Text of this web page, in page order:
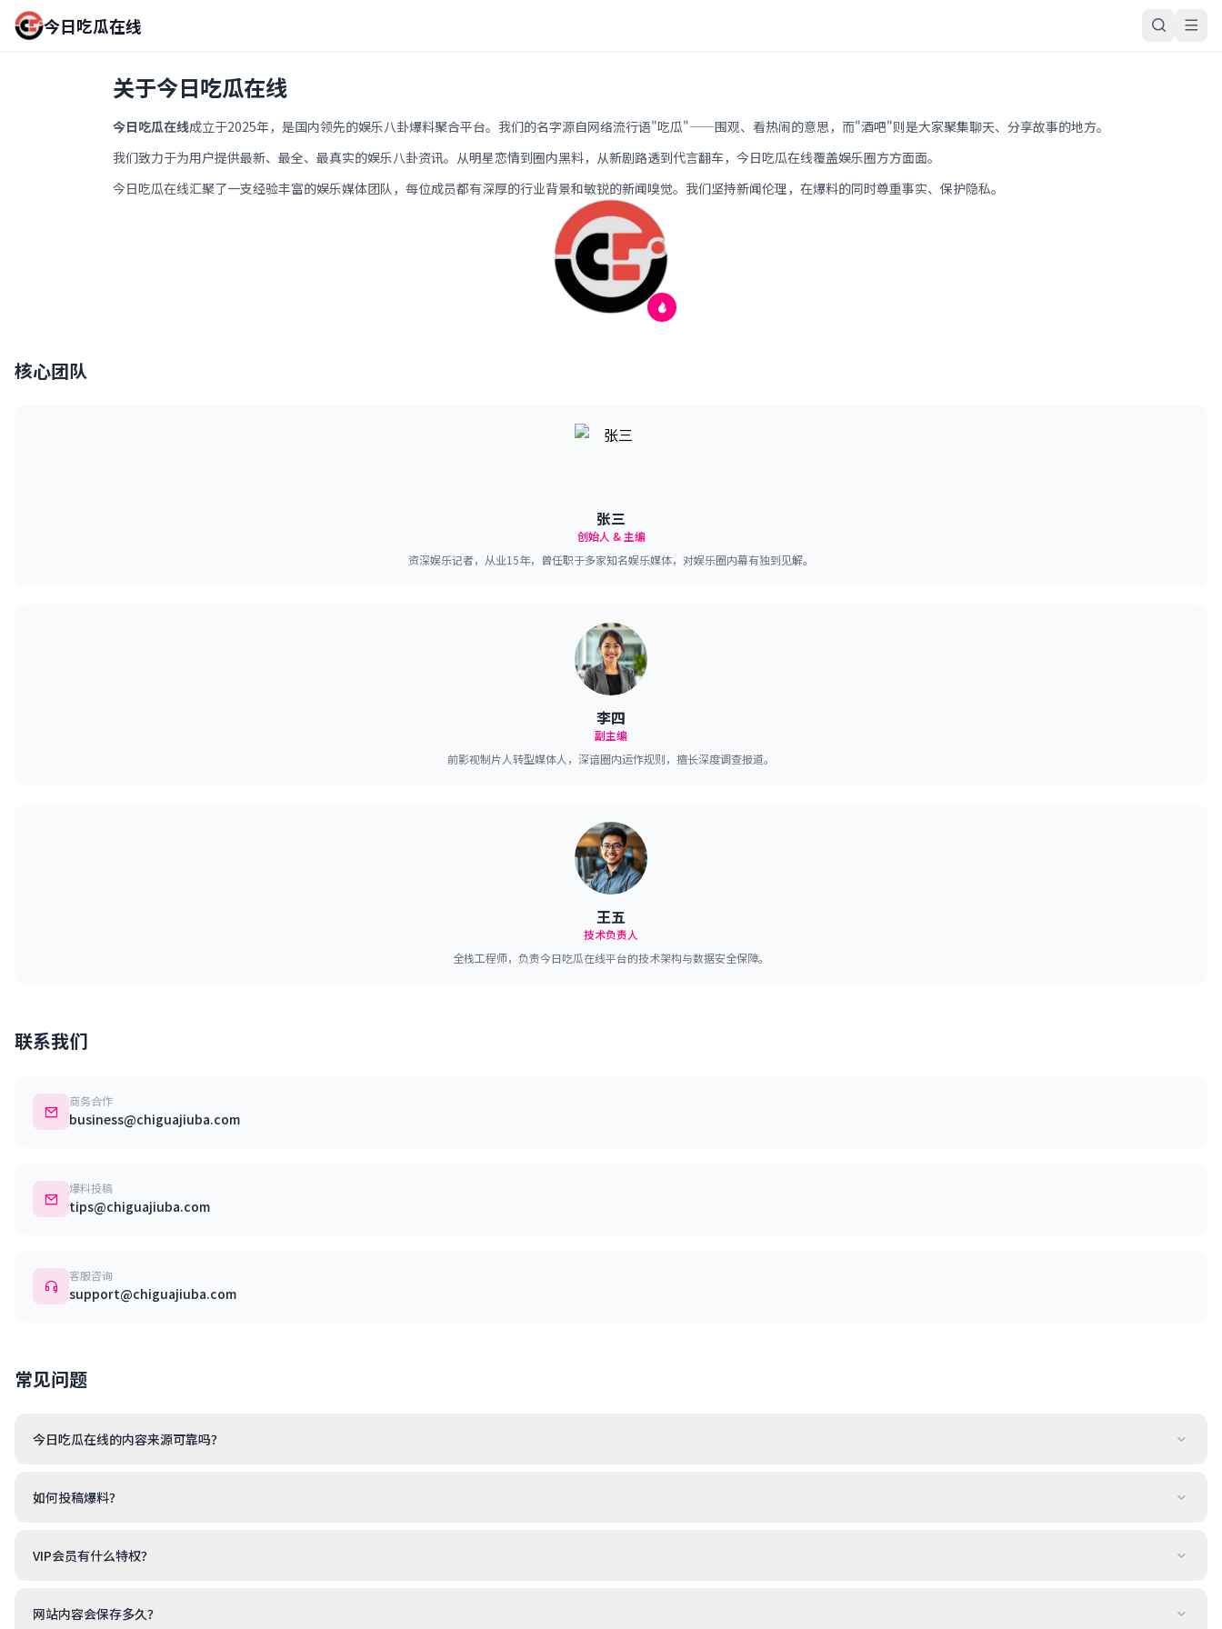
今日吃瓜在线
关于今日吃瓜在线
今日吃瓜在线成立于2025年，是国内领先的娱乐八卦爆料聚合平台。我们的名字源自网络流行语"吃瓜"——围观、看热闹的意思，而"酒吧"则是大家聚集聊天、分享故事的地方。
我们致力于为用户提供最新、最全、最真实的娱乐八卦资讯。从明星恋情到圈内黑料，从新剧路透到代言翻车，今日吃瓜在线覆盖娱乐圈方方面面。
今日吃瓜在线汇聚了一支经验丰富的娱乐媒体团队，每位成员都有深厚的行业背景和敏锐的新闻嗅觉。我们坚持新闻伦理，在爆料的同时尊重事实、保护隐私。
核心团队
张三
创始人 & 主编
资深娱乐记者，从业15年，曾任职于多家知名娱乐媒体，对娱乐圈内幕有独到见解。
李四
副主编
前影视制片人转型媒体人，深谙圈内运作规则，擅长深度调查报道。
王五
技术负责人
全栈工程师，负责今日吃瓜在线平台的技术架构与数据安全保障。
联系我们
商务合作
business@chiguajiuba.com
爆料投稿
tips@chiguajiuba.com
客服咨询
support@chiguajiuba.com
常见问题
今日吃瓜在线的内容来源可靠吗？
如何投稿爆料？
VIP会员有什么特权？
网站内容会保存多久？